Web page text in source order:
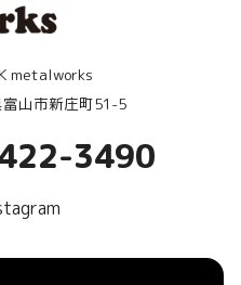
metalworks
山市新庄町51-5
3490